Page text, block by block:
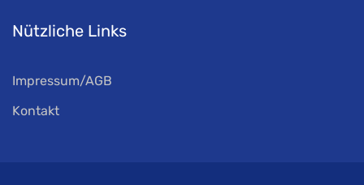
Nützliche Links
Impressum/AGB
Kontakt